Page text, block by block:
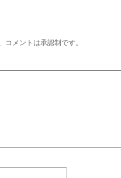
メントは承認制です。